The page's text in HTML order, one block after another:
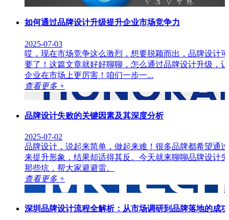
如何通过品牌设计升级提升企业市场竞争力
2025-07-03
哎，现在市场竞争这么激烈，想要脱颖而出，品牌设计
要了！这篇文章就好好聊聊，怎么通过品牌设计​升级，
企业在市场上更厉害！咱们一步一...
查看更多 +
品牌设计失败的关键因素及其深度分析
2025-07-02
品牌设计，说起来简单，做起来难！很多品牌都希望通
来提升形象，结果却适得其反。今天就来聊聊品牌设计
那些坑，帮大家避避雷。
查看更多 +
深圳品牌设计流程全解析：从市场调研到品牌落地的成